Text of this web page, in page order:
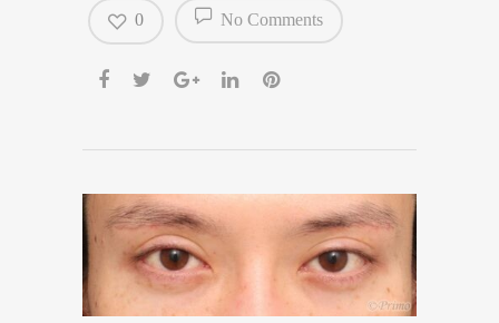
No Comments
0